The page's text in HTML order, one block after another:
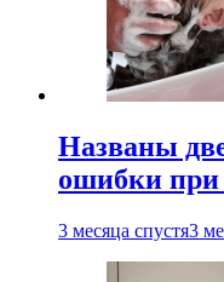
Названы
ошибки
3 месяца спустя3